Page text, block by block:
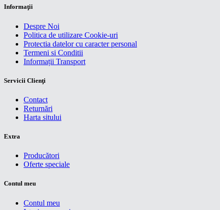
Informaţii
Despre Noi
Politica de utilizare Cookie-uri
Protectia datelor cu caracter personal
Termeni si Conditii
Informații Transport
Servicii Clienţi
Contact
Returnări
Harta sitului
Extra
Producători
Oferte speciale
Contul meu
Contul meu